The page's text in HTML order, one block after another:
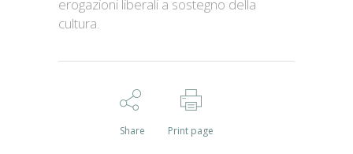
erogazioni liberali a sostegno della
cultura.
Share Print page